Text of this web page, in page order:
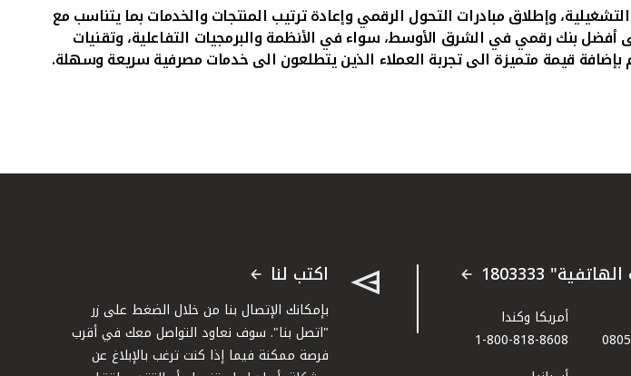
وإطلاق مبادرات التحول الرقمي وإعادة ترتيب المنتجات والخدمات بما يتناسب مع
أفضل بنك رقمي في الشرق الأوسط، سواء في الأنظمةوالبرمجيات التفاعلية، وتقنيات
قيمة متميزة الى تجربة العملاء الذين يتطلعون الى خدمات مصرفية سريعة وسهلة.
أمريكا وكندا
1-800-818-8608
اكتب لنا
بإمكانك الإتصال بنا من خلال الضغط على زر
"اتصل بنا". سوف نعاود التواصل معك في أقرب
فرصة ممكنة فيما إذا كنت ترغب بالإبلاغ عن